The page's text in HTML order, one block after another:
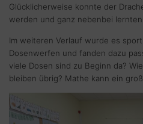
Glücklicherweise konnte der
werden und ganz nebenbei
Im weiteren Verlauf wurde es
Dosenwerfen und fanden dazu
viele Dosen sind zu Beginn da?
bleiben übrig? Mathe kann ein